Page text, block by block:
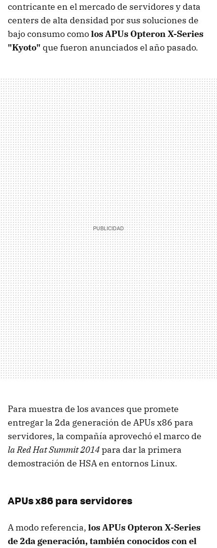
contricante en el mercado de servidores y data
centers de alta densidad por sus soluciones de
bajo consumo comolos APUs Opteron X-Series
"Kyoto" que fueron anunciados el año pasado.
Para muestra de los avances que promete
entregar la 2da generación de APUs x86 para
servidores, la compañía aprovechó el marco de
la Red Hat Summit 2014para dar la primera
demostración de HSA en entornos Linux.
APUs x86 para servidores
A modo referencia, los APUs Opteron X-Series
de 2da generación, también conocidos con el